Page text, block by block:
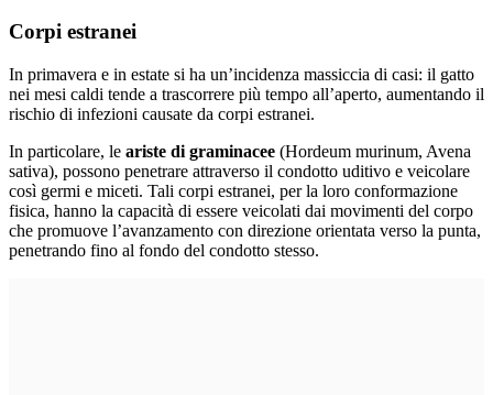
Corpi estranei
In primavera e in estate si ha un’incidenza massiccia di casi: il gatto
nei mesi caldi tende a trascorrere più tempo all’aperto, aumentando il
rischio di infezioni causate da corpi estranei.
In particolare, le ariste di graminacee (Hordeum murinum, Avena
sativa), possono penetrare attraverso il condotto uditivo e veicolare
così germi e miceti. Tali corpi estranei, per la loro conformazione
fisica, hanno la capacità di essere veicolati dai movimenti del corpo
che promuove l’avanzamento con direzione orientata verso la punta,
penetrando fino al fondo del condotto stesso.